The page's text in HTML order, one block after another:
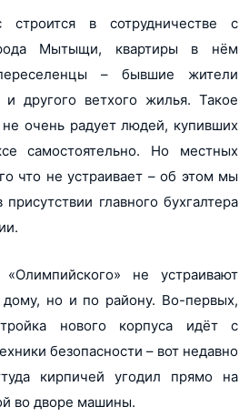
строится в сотрудничестве с
Мытыщи, квартиры в нём
– бывшие жители
другого ветхого жилья. Такое
не очень радует людей, купивших
самостоятельно. Но местных
что не устраивает – об этом мы
главного бухгалтера
не устраивают
но и по району. Во-первых,
нового корпуса идёт с
безопасности – вот недавно
кирпичей угодил прямо на
во дворе машины.